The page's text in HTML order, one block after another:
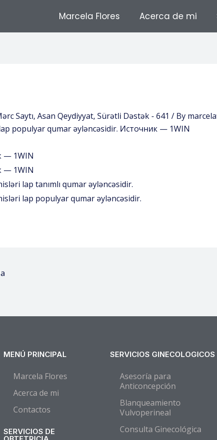
Marcela Flores Acerca de mi
Saytı, Asan Qeydiyyat, Sürətli Dəstək - 641 / By
populyar qumar əyləncəsidir. Источник — 1WIN
— 1WIN
— 1WIN
lap tanımlı qumar əyləncəsidir.
lap populyar qumar əyləncəsidir.
MENÚ PRINCIPAL
Marcela Flores
Acerca de mi
Contactos
SERVICIOS DE
SERVICIOS GINECOLOGICOS
Asesoría para
Anticoncepción
Blanqueamiento
Vulvoperineal
Consulta Ginecológica